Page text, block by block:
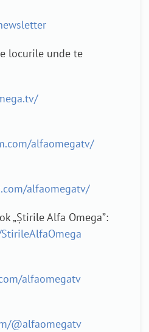
locurile unde te
alfaomegatv/
alfaomegatv/
„Știrile Alfa Omega”:
alfaomegatv
@alfaomegatv